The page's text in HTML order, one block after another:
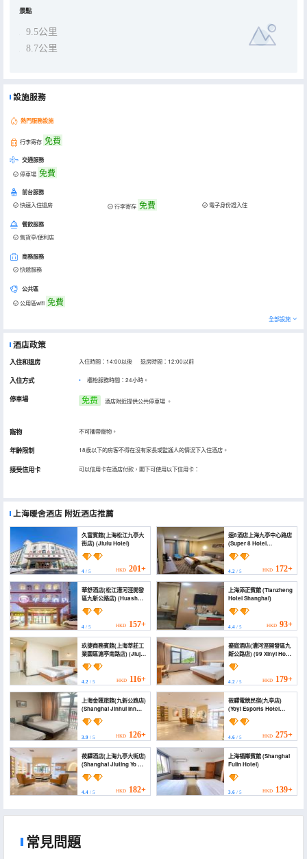
景點
9.5公里
8.7公里
設施服務
熱門服務設施
行李寄存 免費
交通服務
停車場 免費
前台服務
快速入住退房 行李寄存 免費 電子身份證入住
餐飲服務
售貨亭/便利店
商務服務
快遞服務
公共區
公用區wifi 免費
全部設施
酒店政策
入住和退房 入住時間：14:00以後 退房時間：12:00以前
入住方式 櫃枱服務時間：24小時。
停車場 免费 酒店附近提供公共停車場 。
寵物 不可攜帶寵物。
年齡限制 18歲以下的房客不得在沒有家長或監護人的情況下入住酒店。
接受信用卡 可以信用卡在酒店付款，閣下可使用以下信用卡：
上海暖舍酒店 附近酒店推薦
久富賓館(上海松江九亭大
街店) (Jiufu Hotel)
4 / 5 HKD 201+
速8酒店上海九亭中心路店
(Super 8 Hotel
Shanghai Jiuting
Central Road)
4.2/ 5 HKD 172+
華舒酒店(松江漕河涇開發
區九新公路店) (Huashu
Hotel (Jiuxin Highway,
Songjiang Caohejing
Development Zone))
4 / 5 HKD 157+
上海添正賓館 (Tianzheng
Hotel Shanghai)
4.4/ 5 HKD 93+
玖捷商務賓館(上海莘莊工
業園區滬亭南路店) (Jiujie
Business Hotel)
4.2 / 5 HKD 116+
鎏庭酒店(漕河涇開發區九
新公路店) (99 Xinyi Hotel
(Shanghai Jiuxin
Highway Shop))
4.2/ 5 HKD 179+
上海金匯旅館(九新公路店)
(Shanghai Jinhui Inn
(Jiuxin Road))
3.9 / 5 HKD 126+
莜驛電競民宿(九亭店)
(Yoyi Esports Hotel
(Jiuting))
4.6/ 5 HKD 275+
莜驛酒店(上海九亭大街店)
(Shanghai Jiuting Yo Yi
Hotel)
4.4 / 5 HKD 182+
上海福鄰賓館 (Shanghai
Fulin Hotel)
3.6/ 5 HKD 139+
常見問題